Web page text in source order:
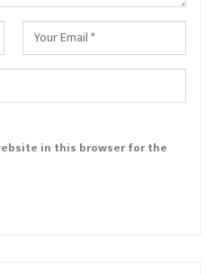
in this browser for the